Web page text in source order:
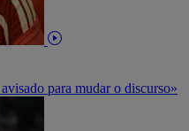
para mudar o discurso»